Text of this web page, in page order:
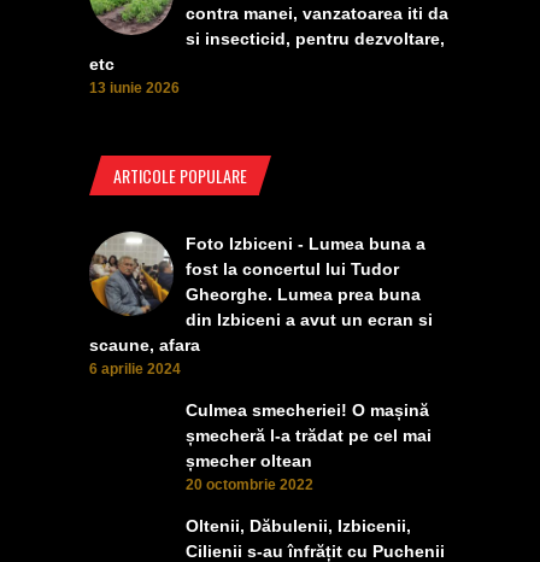
contra manei, vanzatoarea iti da
si insecticid, pentru dezvoltare,
etc
13 iunie 2026
ARTICOLE POPULARE
Foto Izbiceni - Lumea buna a
fost la concertul lui Tudor
Gheorghe. Lumea prea buna
din Izbiceni a avut un ecran si
scaune, afara
6 aprilie 2024
Culmea smecheriei! O mașină
șmecheră l-a trădat pe cel mai
șmecher oltean
20 octombrie 2022
Oltenii, Dăbulenii, Izbicenii,
Cilienii s-au înfrățit cu Puchenii